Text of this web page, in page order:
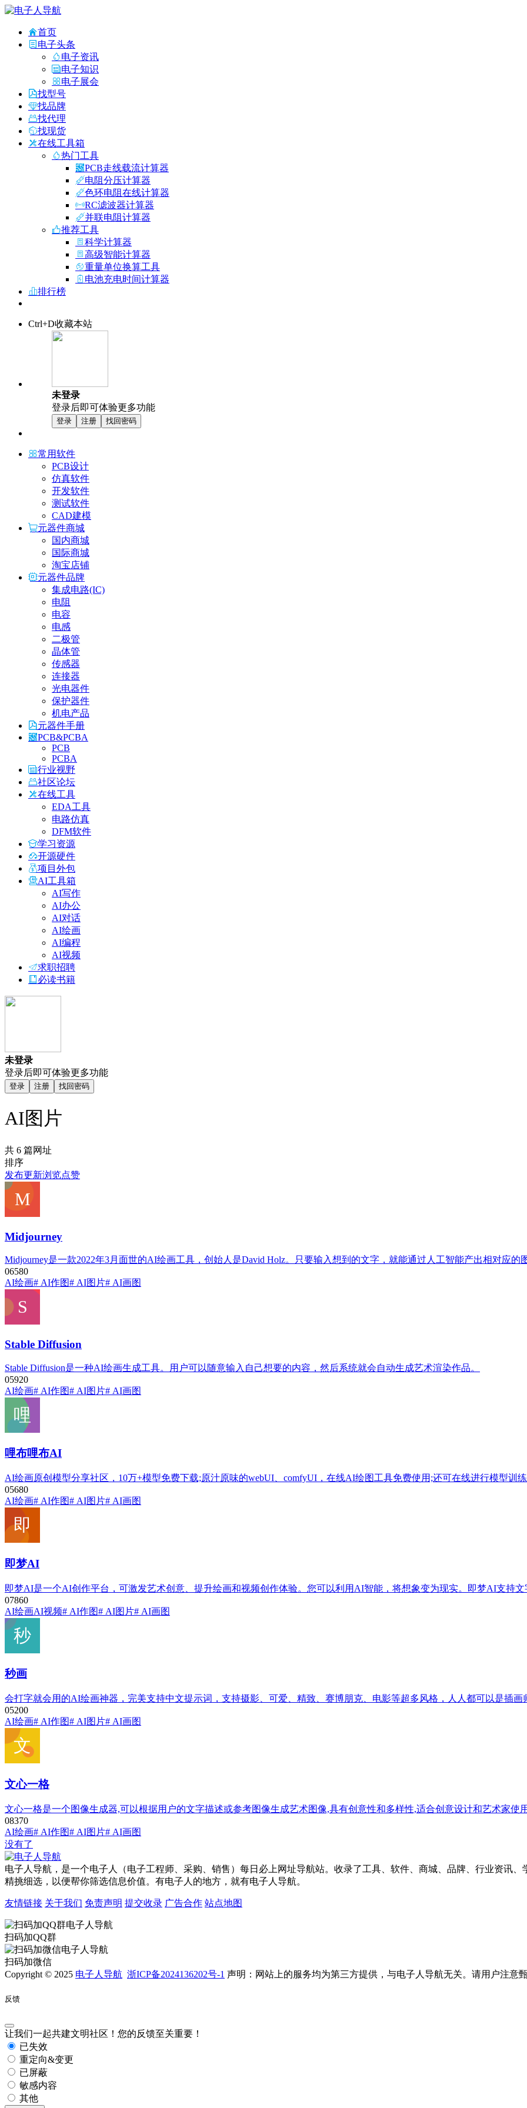
首页
电子头条
电子资讯
电子知识
电子展会
找型号
找品牌
找代理
找现货
在线工具箱
热门工具
PCB走线载流计算器
电阻分压计算器
色环电阻在线计算器
RC滤波器计算器
并联电阻计算器
推荐工具
科学计算器
高级智能计算器
重量单位换算工具
电池充电时间计算器
排行榜
Ctrl+D收藏本站
未登录
登录后即可体验更多功能
登录 注册 找回密码
常用软件
PCB设计
仿真软件
开发软件
测试软件
CAD建模
元器件商城
国内商城
国际商城
淘宝店铺
元器件品牌
集成电路(IC)
电阻
电容
电感
二极管
晶体管
传感器
连接器
光电器件
保护器件
机电产品
元器件手册
PCB&PCBA
PCB
PCBA
行业视野
社区论坛
在线工具
EDA工具
电路仿真
DFM软件
学习资源
开源硬件
项目外包
AI工具箱
AI写作
AI办公
AI对话
AI绘画
AI编程
AI视频
求职招聘
必读书籍
未登录
登录后即可体验更多功能
登录 注册 找回密码
AI图片
共 6 篇网址
排序
发布更新浏览点赞
Midjourney
Midjourney是一款2022年3月面世的AI绘画工具，创始人是David Holz。只要输入想到的文字，就能通过人工智能产出相对应的
06580
AI绘画# AI作图# AI图片# AI画图
Stable Diffusion
Stable Diffusion是一种AI绘画生成工具。用户可以随意输入自己想要的内容，然后系统就会自动生成艺术渲染作品。
05920
AI绘画# AI作图# AI图片# AI画图
哩布哩布AI
AI绘画原创模型分享社区，10万+模型免费下载;原汁原味的webUI、comfyUI，在线AI绘图工具免费使用;还可在线进行模型训
05680
AI绘画# AI作图# AI图片# AI画图
即梦AI
即梦AI是一个AI创作平台，可激发艺术创意、提升绘画和视频创作体验。您可以利用AI智能，将想象变为现实。即梦AI支持
07860
AI绘画AI视频# AI作图# AI图片# AI画图
秒画
会打字就会用的AI绘画神器，完美支持中文提示词，支持摄影、可爱、精致、赛博朋克、电影等超多风格，人人都可以是插画
05200
AI绘画# AI作图# AI图片# AI画图
文心一格
文心一格是一个图像生成器,可以根据用户的文字描述或参考图像生成艺术图像,具有创意性和多样性,适合创意设计和艺术家使用
08370
AI绘画# AI作图# AI图片# AI画图
没有了
电子人导航，是一个电子人（电子工程师、采购、销售）每日必上网址导航站。收录了工具、软件、商城、品牌、行业资讯
精挑细选，以便帮你筛选信息价值。有电子人的地方，就有电子人导航。
友情链接 关于我们 免责声明 提交收录 广告合作 站点地图
扫码加QQ群
扫码加微信
Copyright © 2025 电子人导航 浙ICP备2024136202号-1 声明：网站上的服务均为第三方提供，与电子人导航无关。请用户注意
反馈
让我们一起共建文明社区！您的反馈至关重要！
已失效
重定向&变更
已屏蔽
敏感内容
其他